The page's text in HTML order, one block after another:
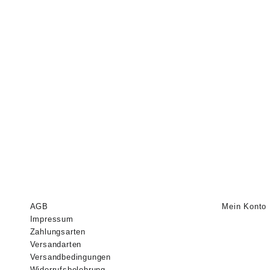
AGB
Impressum
Zahlungsarten
Versandarten
Versandbedingungen
Mein Konto